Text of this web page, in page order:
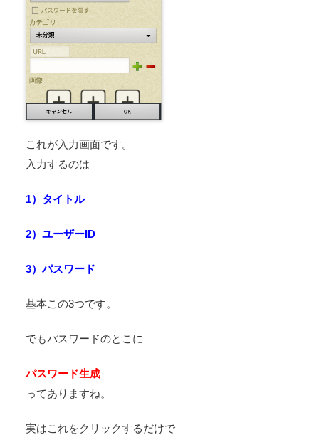
これが入力画面です。
入力するのは
1）タイトル
2）ユーザーID
3）パスワード
基本この3つです。
でもパスワードのとこに
パスワード生成
ってありますね。
実はこれをクリックするだけで